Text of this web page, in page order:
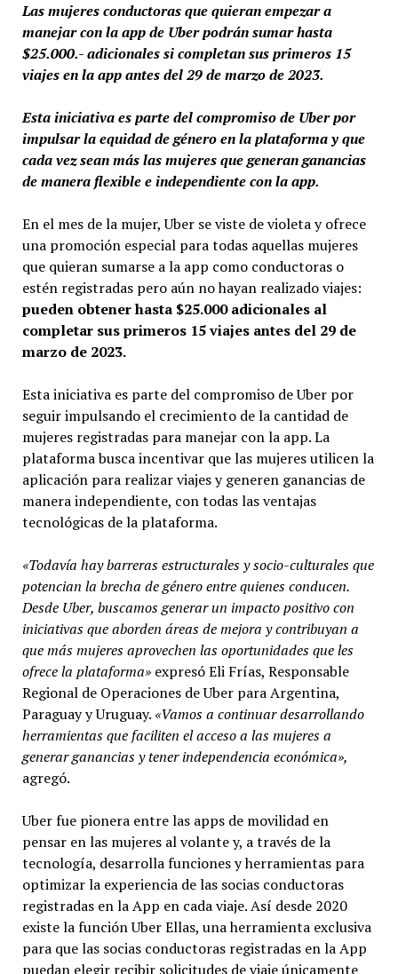
Las mujeres conductoras que quieran empezar a
manejar con la app de Uber podrán sumar hasta
$25.000.- adicionales si completan sus primeros 15
viajes en la app antes del 29 de marzo de 2023.
Esta iniciativa es parte del compromiso de Uber por
impulsar la equidad de género en la plataforma y que
cada vez sean más las mujeres que generan ganancias
de manera flexible e independiente con la app.
En el mes de la mujer, Uber se viste de violeta y ofrece
una promoción especial para todas aquellas mujeres
que quieran sumarse a la app como conductoras o
estén registradas pero aún no hayan realizado viajes:
pueden obtener hasta $25.000 adicionales al
completar sus primeros 15 viajes antes del 29 de
marzo de 2023.
Esta iniciativa es parte del compromiso de Uber por
seguir impulsando el crecimiento de la cantidad de
mujeres registradas para manejar con la app. La
plataforma busca incentivar que las mujeres utilicen la
aplicación para realizar viajes y generen ganancias de
manera independiente, con todas las ventajas
tecnológicas de la plataforma.
«Todavía hay barreras estructurales y socio-culturales que
potencian la brecha de género entre quienes conducen.
Desde Uber, buscamos generar un impacto positivo con
iniciativas que aborden áreas de mejora y contribuyan a
que más mujeres aprovechen las oportunidades que les
ofrece la plataforma» expresó Eli Frías, Responsable
Regional de Operaciones de Uber para Argentina,
Paraguay y Uruguay. «Vamos a continuar desarrollando
herramientas que faciliten el acceso a las mujeres a
generar ganancias y tener independencia económica»,
agregó.
Uber fue pionera entre las apps de movilidad en
pensar en las mujeres al volante y, a través de la
tecnología, desarrolla funciones y herramientas para
optimizar la experiencia de las socias conductoras
registradas en la App en cada viaje. Así desde 2020
existe la función Uber Ellas, una herramienta exclusiva
para que las socias conductoras registradas en la App
puedan elegir recibir solicitudes de viaje únicamente